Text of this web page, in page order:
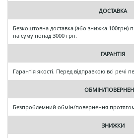
ДОСТАВКА
Безкоштовна доставка (або знижка 100грн)
на суму понад 3000 грн.
ГАРАНТІЯ
Гарантія якості. Перед відправкою всі речі
ОБМІН/
Безпроблемний обмін/повернення
ЗНИЖКИ